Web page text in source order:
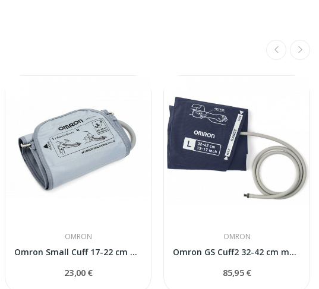
OMRON
Omron Small Cuff 17-22 cm manšete
23,00 €
OMRON
Omron GS Cuff2 32-42 cm manšete
85,95 €